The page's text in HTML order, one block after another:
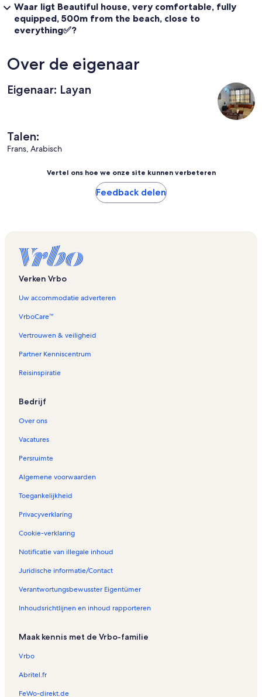
Waar ligt Beautiful house, very comfortable, fully
equipped, 500m from the beach, close to
everything✅?
Over de eigenaar
Eigenaar: Layan
Talen:
Frans, Arabisch
Vertel ons hoe we onze site kunnen verbeteren
Feedback delen
Verken Vrbo
Uw accommodatie adverteren
VrboCare™
Vertrouwen & veiligheid
Partner Kenniscentrum
Reisinspiratie
Bedrijf
Over ons
Vacatures
Persruimte
Algemene voorwaarden
Toegankelijkheid
Privacyverklaring
Cookie-verklaring
Notificatie van illegale inhoud
Juridische informatie/Contact
Verantwortungsbewusster Eigentümer
Inhoudsrichtlijnen en inhoud rapporteren
Maak kennis met de Vrbo-familie
Vrbo
Abritel.fr
FeWo-direkt.de